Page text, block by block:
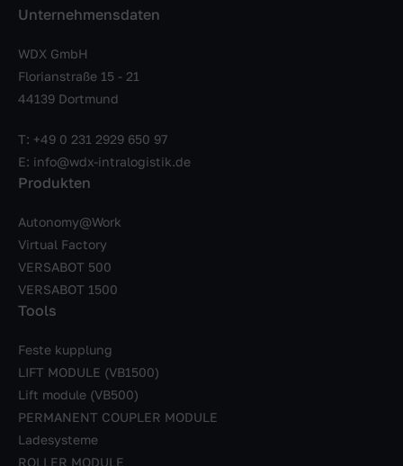
Unternehmensdaten
WDX GmbH
Florianstraße 15 - 21
44139 Dortmund
T: +49 0 231 2929 650 97
E: info@wdx-intralogistik.de
Produkten
Autonomy@Work
Virtual Factory
VERSABOT 500
VERSABOT 1500
Tools
Feste kupplung
LIFT MODULE (VB1500)
Lift module (VB500)
PERMANENT COUPLER MODULE
Ladesysteme
ROLLER MODULE